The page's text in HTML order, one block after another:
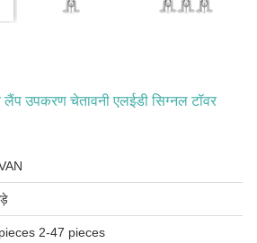
लैंप उपकरण चेतावनी एलईडी सिग्नल टॉवर
2-47 pieces